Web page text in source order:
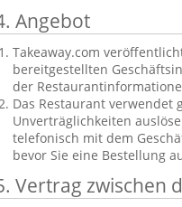
Angebot
Takeaway.com
bereitgestellten
der
Das Restaurant verwendet
Unverträglichkeiten
telefonisch mit dem
bevor Sie eine Bestellung
Vertrag zwischen